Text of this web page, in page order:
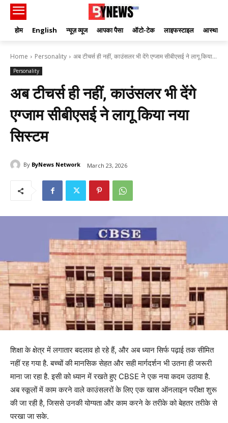
होम English न्यूज़ व्यूज आपका पैसा ऑटो-टेक लाइफस्टाइल आस्था
Home Personality अब टीचर्स ही नहीं, काउंसलर भी देंगे एग्जाम सीबीएसई ने लागू किया...
Personality
अब टीचर्स ही नहीं, काउंसलर भी देंगे
एग्जाम सीबीएसई ने लागू किया नया
सिस्टम
By ByNews Network March 23, 2026
शिक्षा के क्षेत्र में लगातार बदलाव हो रहे हैं, और अब ध्यान सिर्फ पढ़ाई तक सीमित
नहीं रह गया है. बच्चों की मानसिक सेहत और सही मार्गदर्शन भी उतना ही जरूरी
माना जा रहा है. इसी को ध्यान में रखते हुए CBSE ने एक नया कदम उठाया है.
अब स्कूलों में काम करने वाले काउंसलरों के लिए एक खास ऑनलाइन परीक्षा शुरू
की जा रही है, जिससे उनकी योग्यता और काम करने के तरीके को बेहतर तरीके से
परखा जा सके.